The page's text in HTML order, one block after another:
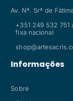
Av. Nª. Srª de
+351 249 532 751
fixa nacional
Informações
Sobre